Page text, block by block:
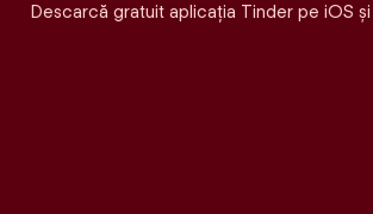
Descarcă gratuit aplicația Tinder pe iOS